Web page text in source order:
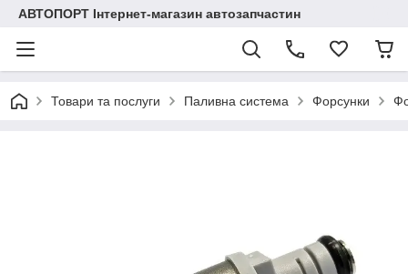
АВТОПОРТ Інтернет-магазин автозапчастин
Товари та послуги Паливна система Форсунки